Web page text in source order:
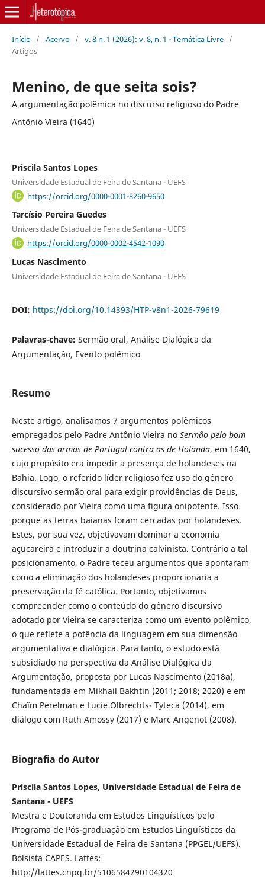
Início / Acervo / v. 8 n. 1 (2026): v. 8, n. 1 - Temática Livre /
Artigos
Menino, de que seita sois?
A argumentação polêmica no discurso religioso do Padre
Antônio Vieira (1640)
Priscila Santos Lopes
Universidade Estadual de Feira de Santana - UEFS
https://orcid.org/0000-0001-8260-9650
Tarcísio Pereira Guedes
Universidade Estadual de Feira de Santana - UEFS
https://orcid.org/0000-0002-4542-1090
Lucas Nascimento
Universidade Estadual de Feira de Santana - UEFS
DOI: https://doi.org/10.14393/HTP-v8n1-2026-79619
Palavras-chave: Sermão oral, Análise Dialógica da
Argumentação, Evento polêmico
Resumo
Neste artigo, analisamos 7 argumentos polêmicos
empregados pelo Padre Antônio Vieira no Sermão pelo bom
sucesso das armas de Portugal contra as de Holanda, em 1640,
cujo propósito era impedir a presença de holandeses na
Bahia. Logo, o referido líder religioso fez uso do gênero
discursivo sermão oral para exigir providências de Deus,
considerado por Vieira como uma figura onipotente. Isso
porque as terras baianas foram cercadas por holandeses.
Estes, por sua vez, objetivavam dominar a economia
açucareira e introduzir a doutrina calvinista. Contrário a tal
posicionamento, o Padre teceu argumentos que apontaram
como a eliminação dos holandeses proporcionaria a
preservação da fé católica. Portanto, objetivamos
compreender como o conteúdo do gênero discursivo
adotado por Vieira se caracteriza como um evento polêmico,
o que reflete a potência da linguagem em sua dimensão
argumentativa e dialógica. Para tanto, o estudo está
subsidiado na perspectiva da Análise Dialógica da
Argumentação, proposta por Lucas Nascimento (2018a),
fundamentada em Mikhail Bakhtin (2011; 2018; 2020) e em
Chaїm Perelman e Lucie Olbrechts- Tyteca (2014), em
diálogo com Ruth Amossy (2017) e Marc Angenot (2008).
Biografia do Autor
Priscila Santos Lopes, Universidade Estadual de Feira de
Santana - UEFS
Mestra e Doutoranda em Estudos Linguísticos pelo
Programa de Pós-graduação em Estudos Linguísticos da
Universidade Estadual de Feira de Santana (PPGEL/UEFS).
Bolsista CAPES. Lattes:
http://lattes.cnpq.br/5106584290104320